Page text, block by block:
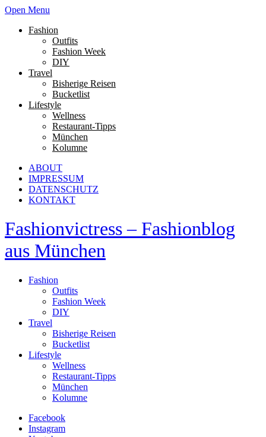
Open Menu
Fashion
Outfits
Fashion Week
DIY
Travel
Bisherige Reisen
Bucketlist
Lifestyle
Wellness
Restaurant-Tipps
München
Kolumne
ABOUT
IMPRESSUM
DATENSCHUTZ
KONTAKT
Fashionvictress – Fashionblog
aus München
Fashion
Outfits
Fashion Week
DIY
Travel
Bisherige Reisen
Bucketlist
Lifestyle
Wellness
Restaurant-Tipps
München
Kolumne
Facebook
Instagram